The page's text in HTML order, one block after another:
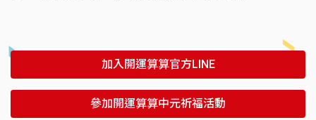
加入開運算算官方LINE
參加開運算算中元祈福活動